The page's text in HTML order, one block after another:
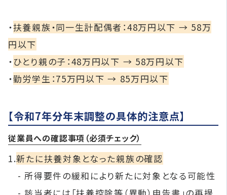
・扶養親族・同一生計配偶者：48万円以下 → 58万
円以下
・ ひとり親の子：48万円以下 → 58万円以下
・勤労学生：75万円以下 → 85万円以下
【令和7年分年末調整の具体的注意点】
従業員への確認事項（必須チェック）
1.新たに扶養対象となった親族の確認
- 所得要件の緩和により新たに対象となる可能性